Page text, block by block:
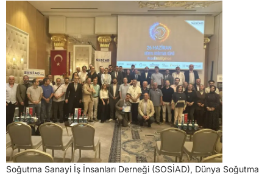
Soğutma Sanayi İş İnsanları Derneği (SOSİAD), Dünya Soğutma